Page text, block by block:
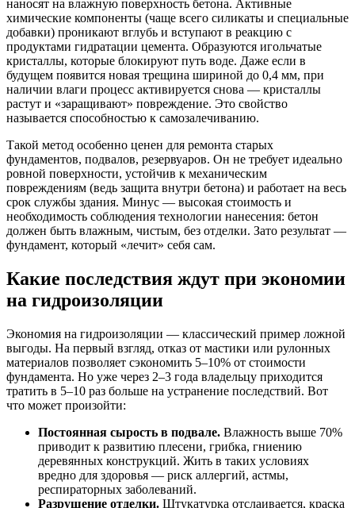
наносят на влажную поверхность бетона. Активные
химические компоненты (чаще всего силикаты и специальные
добавки) проникают вглубь и вступают в реакцию с
продуктами гидратации цемента. Образуются игольчатые
кристаллы, которые блокируют путь воде. Даже если в
будущем появится новая трещина шириной до 0,4 мм, при
наличии влаги процесс активируется снова — кристаллы
растут и «заращивают» повреждение. Это свойство
называется способностью к самозалечиванию.
Такой метод особенно ценен для ремонта старых
фундаментов, подвалов, резервуаров. Он не требует идеально
ровной поверхности, устойчив к механическим
повреждениям (ведь защита внутри бетона) и работает на весь
срок службы здания. Минус — высокая стоимость и
необходимость соблюдения технологии нанесения: бетон
должен быть влажным, чистым, без отделки. Зато результат —
фундамент, который «лечит» себя сам.
Какие последствия ждут при экономии
на гидроизоляции
Экономия на гидроизоляции — классический пример ложной
выгоды. На первый взгляд, отказ от мастики или рулонных
материалов позволяет сэкономить 5–10% от стоимости
фундамента. Но уже через 2–3 года владельцу приходится
тратить в 5–10 раз больше на устранение последствий. Вот
что может произойти:
Постоянная сырость в подвале. Влажность выше 70%
приводит к развитию плесени, грибка, гниению
деревянных конструкций. Жить в таких условиях
вредно для здоровья — риск аллергий, астмы,
респираторных заболеваний.
Разрушение отделки. Штукатурка отслаивается, краска